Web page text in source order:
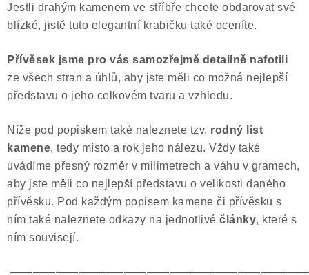
Jestli drahým kamenem ve stříbře chcete obdarovat své
blízké, jistě tuto elegantní krabičku také oceníte.
Přívěsek jsme pro vás samozřejmě detailně nafotili
ze všech stran a úhlů, aby jste měli co možná nejlepší
představu o jeho celkovém tvaru a vzhledu.
Níže pod popiskem také naleznete tzv. rodný list
kamene, tedy místo a rok jeho nálezu. Vždy také
uvádíme přesný rozměr v milimetrech a váhu v gramech,
aby jste měli co nejlepší představu o velikosti daného
přívěsku. Pod každým popisem kamene či přívěsku s
ním také naleznete odkazy na jednotlivé články, které s
ním souvisejí.